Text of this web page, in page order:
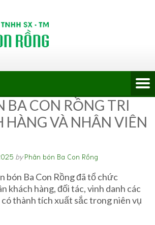
BA CON RỒNG TRI
HÀNG VÀ NHÂN VIÊN
byPhân bón Ba Con Rồng
bón Ba Con Rồng đã tổ chức
khách hàng, đối tác, vinh danh các
có thành tích xuất sắc trong niên vụ